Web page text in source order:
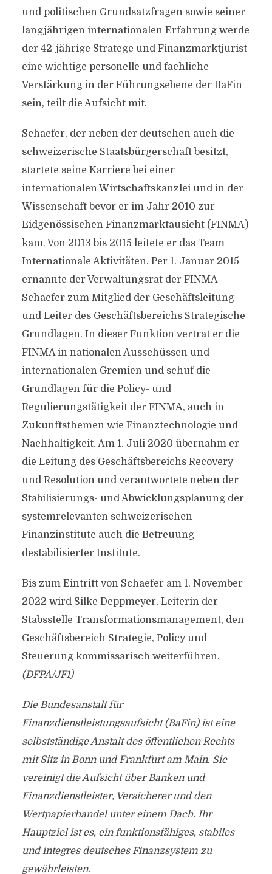
und politischen Grundsatzfragen sowie seiner
langjährigen internationalen Erfahrung werde
der 42-jährige Stratege und Finanzmarktjurist
eine wichtige personelle und fachliche
Verstärkung in der Führungsebene der BaFin
sein, teilt die Aufsicht mit.
Schaefer, der neben der deutschen auch die
schweizerische Staatsbürgerschaft besitzt,
startete seine Karriere bei einer
internationalen Wirtschaftskanzlei und in der
Wissenschaft bevor er im Jahr 2010 zur
Eidgenössischen Finanzmarktausicht (FINMA)
kam. Von 2013 bis 2015 leitete er das Team
Internationale Aktivitäten. Per 1. Januar 2015
ernannte der Verwaltungsrat der FINMA
Schaefer zum Mitglied der Geschäftsleitung
und Leiter des Geschäftsbereichs Strategische
Grundlagen. In dieser Funktion vertrat er die
FINMA in nationalen Ausschüssen und
internationalen Gremien und schuf die
Grundlagen für die Policy- und
Regulierungstätigkeit der FINMA, auch in
Zukunftsthemen wie Finanztechnologie und
Nachhaltigkeit. Am 1. Juli 2020 übernahm er
die Leitung des Geschäftsbereichs Recovery
und Resolution und verantwortete neben der
Stabilisierungs- und Abwicklungsplanung der
systemrelevanten schweizerischen
Finanzinstitute auch die Betreuung
destabilisierter Institute.
Bis zum Eintritt von Schaefer am 1. November
2022 wird Silke Deppmeyer, Leiterin der
Stabsstelle Transformationsmanagement, den
Geschäftsbereich Strategie, Policy und
Steuerung kommissarisch weiterführen.
(DFPA/JF1)
Die Bundesanstalt für
Finanzdienstleistungsaufsicht (BaFin) ist eine
selbstständige Anstalt des öffentlichen Rechts
mit Sitz in Bonn und Frankfurt am Main. Sie
vereinigt die Aufsicht über Banken und
Finanzdienstleister, Versicherer und den
Wertpapierhandel unter einem Dach. Ihr
Hauptziel ist es, ein funktionsfähiges, stabiles
und integres deutsches Finanzsystem zu
gewährleisten.